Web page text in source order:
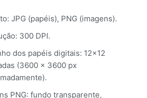
JPG (papéis), PNG (imagens).
300 DPI.
dos papéis digitais: 12×12
(3600 × 3600 px
PNG: fundo transparente,